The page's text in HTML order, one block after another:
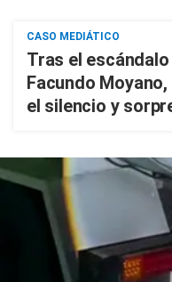
CASO MEDIÁTICO
Tras el
Facundo
el silencio y